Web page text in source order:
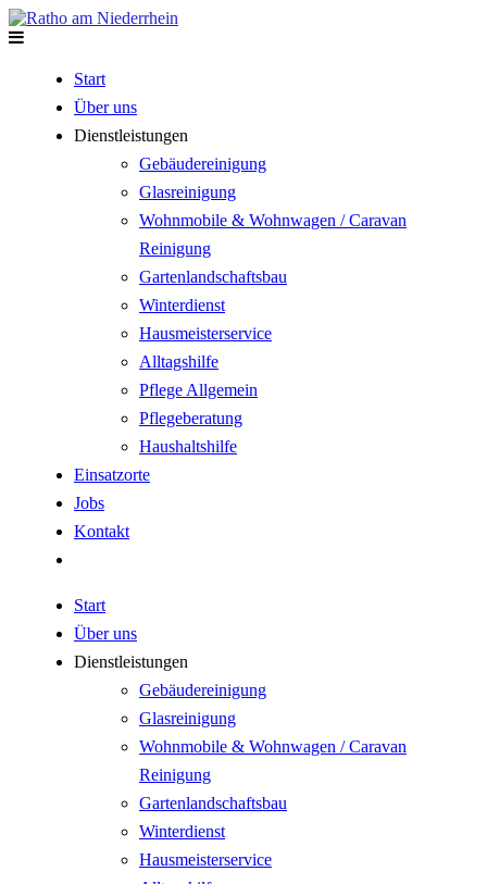
Start
Über uns
Dienstleistungen
Gebäudereinigung
Glasreinigung
Wohnmobile & Wohnwagen / Caravan
Reinigung
Gartenlandschaftsbau
Winterdienst
Hausmeisterservice
Alltagshilfe
Pflege Allgemein
Pflegeberatung
Haushaltshilfe
Einsatzorte
Jobs
Kontakt
Start
Über uns
Dienstleistungen
Gebäudereinigung
Glasreinigung
Wohnmobile & Wohnwagen / Caravan
Reinigung
Gartenlandschaftsbau
Winterdienst
Hausmeisterservice